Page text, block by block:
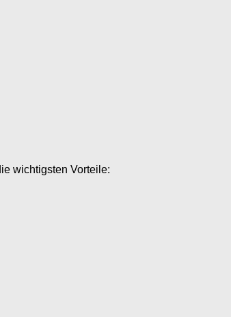
wichtigsten Vorteile: